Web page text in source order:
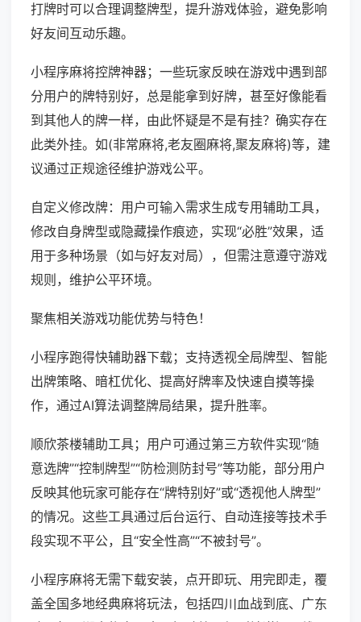
打牌时可以合理调整牌型，提升游戏体验，避免影响
好友间互动乐趣。
小程序麻将控牌神器；一些玩家反映在游戏中遇到部
分用户的牌特别好，总是能拿到好牌，甚至好像能看
到其他人的牌一样，由此怀疑是不是有挂？确实存在
此类外挂。如(非常麻将,老友圈麻将,聚友麻将)等，建
议通过正规途径维护游戏公平。
自定义修改牌：用户可输入需求生成专用辅助工具，
修改自身牌型或隐藏操作痕迹，实现“必胜”效果，适
用于多种场景（如与好友对局），但需注意遵守游戏
规则，维护公平环境。
聚焦相关游戏功能优势与特色！
小程序跑得快辅助器下载；支持透视全局牌型、智能
出牌策略、暗杠优化、提高好牌率及快速自摸等操
作，通过AI算法调整牌局结果，提升胜率。
顺欣茶楼辅助工具；用户可通过第三方软件实现“随
意选牌”“控制牌型”“防检测防封号”等功能，部分用户
反映其他玩家可能存在“牌特别好”或“透视他人牌型”
的情况。这些工具通过后台运行、自动连接等技术手
段实现不平公，且“安全性高”“不被封号”。
小程序麻将无需下载安装，点开即玩、用完即走，覆
盖全国多地经典麻将玩法，包括四川血战到底、广东